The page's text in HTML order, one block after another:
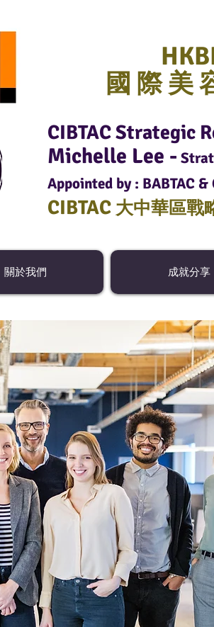
國 際 美
CIBTAC Strategic
Michelle Lee -
Appointed by : BABTAC &
CIBTAC 大中華區戰
關於我們 成就分享